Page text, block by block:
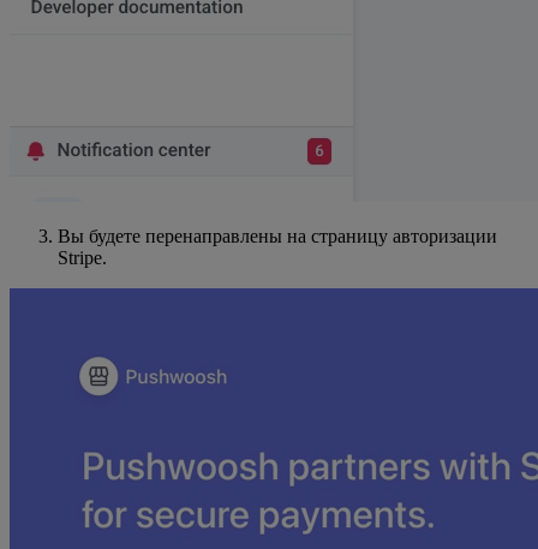
Вы будете перенаправлены на страницу авторизации
Stripe.